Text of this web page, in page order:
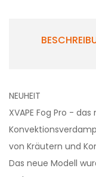
NEUHEIT
XVAPE Fog Pro -
von Kräutern und
Das neue Modell